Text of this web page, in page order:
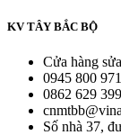
KV TÂY BẮC BỘ
Cửa hàng
0945 800 971
0862 629 399
Số nhà 37,